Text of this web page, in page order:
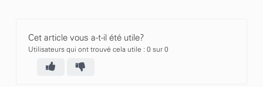
Cet article vous a-t-il été utile?
Utilisateurs qui ont trouvé cela utile : 0 sur 0